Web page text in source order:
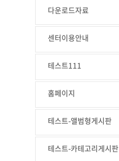
다운로드자료
센터이용안내
테스트111
홈페이지
테스트-앨범형게시판
테스트-카테고리게시판